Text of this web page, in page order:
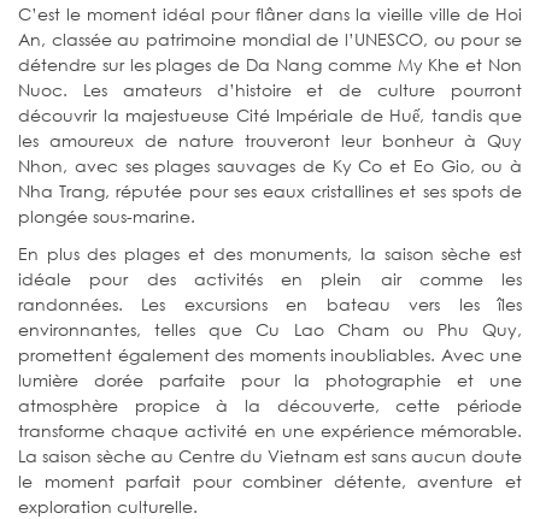
C’est le moment idéal pour flâner dans la vieille ville de Hoi
An, classée au patrimoine mondial de l’UNESCO, ou pour se
détendre sur les plages de Da Nang comme My Khe et Non
Nuoc. Les amateurs d’histoire et de culture pourront
découvrir la majestueuse Cité Impériale de Huế, tandis que
les amoureux de nature trouveront leur bonheur à Quy
Nhon, avec ses plages sauvages de Ky Co et Eo Gio, ou à
Nha Trang, réputée pour ses eaux cristallines et ses spots de
plongée sous-marine.
En plus des plages et des monuments, la saison sèche est
idéale pour des activités en plein air comme les
randonnées. Les excursions en bateau vers les îles
environnantes, telles que Cu Lao Cham ou Phu Quy,
promettent également des moments inoubliables. Avec une
lumière dorée parfaite pour la photographie et une
atmosphère propice à la découverte, cette période
transforme chaque activité en une expérience mémorable.
La saison sèche au Centre du Vietnam est sans aucun doute
le moment parfait pour combiner détente, aventure et
exploration culturelle.